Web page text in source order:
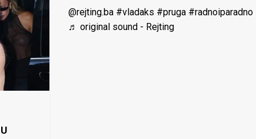
@rejting.ba #vladaks #pruga #radnoiparadno
♬ original sound - Rejting